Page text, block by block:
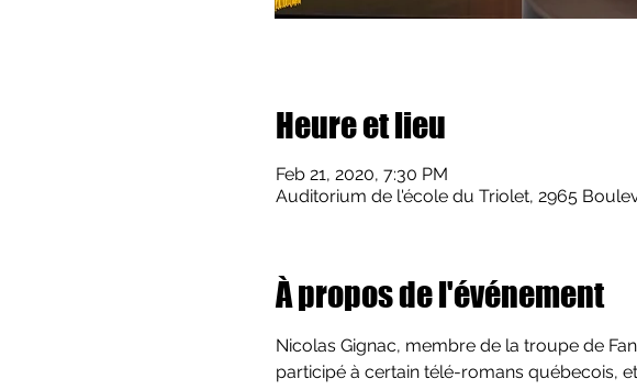
Heure et lieu
Feb 21, 2020, 7:30 PM
Auditorium de l'école du Triolet, 2965
À propos de l'événement
Nicolas Gignac, membre de la troupe de
participé à certain télé-romans québecois,